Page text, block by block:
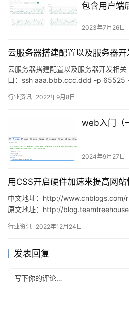
包含用户端
2023年7月26日
云服务器搭建配置以及服务器开
云服务器搭建配置以及服务器开发相
口：ssh aaa.bbb.ccc.ddd -p 65525
行业资讯 2022年9月8日
web入门（
2024年9月27日
用CSS开启硬件加速来提高网
中文地址：http://
原文地址：http://
行业资讯 2022年12月24日
发表回复